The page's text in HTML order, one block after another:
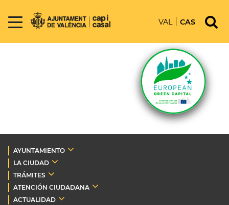
VAL CAS
AYUNTAMIENTO
LA CIUDAD
TRÁMITES
ATENCIÓN CIUDADANA
ACTUALIDAD